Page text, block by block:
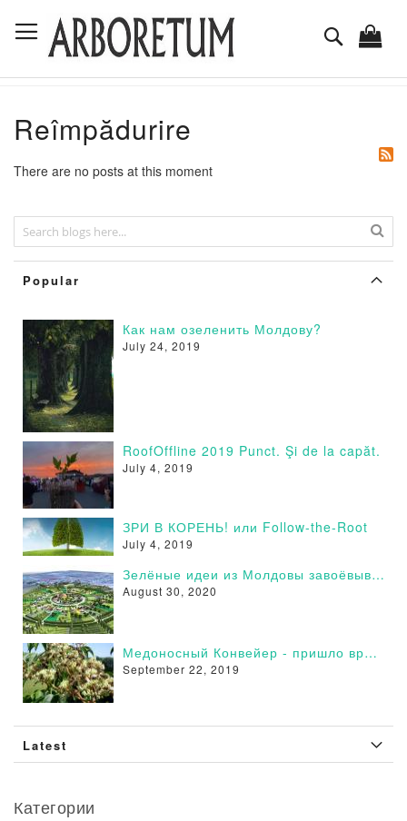
to
Content
Поиск
Reîmpădurire
There are no posts at this moment
Popular
Как нам озеленить Молдову?
July 24, 2019
RoofOffline 2019 Punct. Şi de la capăt.
July 4, 2019
ЗРИ В КОРЕНЬ! или Follow-the-Root
July 4, 2019
Зелёные идеи из Молдовы завоёвывают сторонников в России - Поддержи и Ты!
August 30, 2020
Медоносный Конвейер - пришло время действовать
September 22, 2019
Latest
Категории